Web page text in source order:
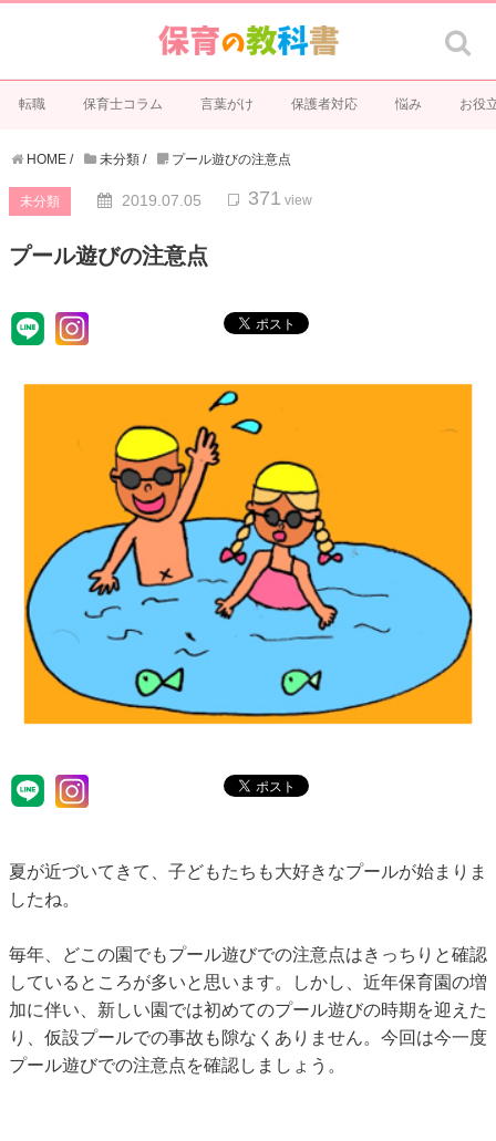
転職 保育士コラム 言葉がけ 保護者対応 悩み お役
HOME / 未分類 / プール遊びの注意点
未分類 2019.07.05 371 view
プール遊びの注意点
夏が近づいてきて、子どもたちも大好きなプールが始まりま
したね。
毎年、どこの園でもプール遊びでの注意点はきっちりと確認
しているところが多いと思います。しかし、近年保育園の増
加に伴い、新しい園では初めてのプール遊びの時期を迎えた
り、仮設プールでの事故も隙なくありません。今回は今一度
プール遊びでの注意点を確認しましょう。